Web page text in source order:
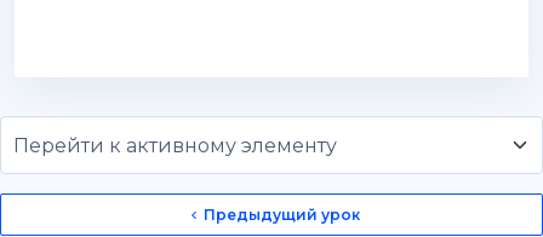
Предыдущий урок
Перейти к активному элементу